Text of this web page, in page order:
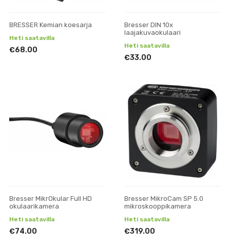
BRESSER Kemian koesarja
Heti saatavilla
€68.00
Bresser DIN 10x
laajakuvaokulaari
Heti saatavilla
€33.00
Bresser MikrOkular Full HD
okulaarikamera
Heti saatavilla
€74.00
Bresser MikroCam SP 5.0
mikroskooppikamera
Heti saatavilla
€319.00